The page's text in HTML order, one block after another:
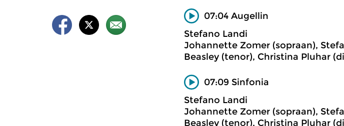
07:04 Augellin
Stefano Landi
Johannette Zomer (sopraan),
Beasley (tenor), Christina Pluhar
07:09 Sinfonia
Stefano Landi
Johannette Zomer (sopraan),
Beasley (tenor), Christina Pluhar